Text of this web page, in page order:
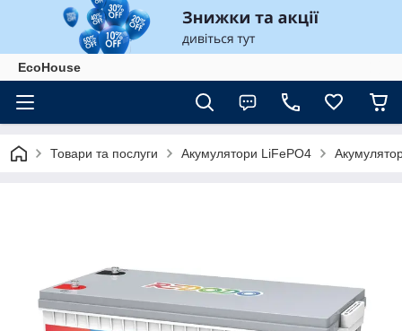
EcoHouse
Товари та послуги Акумулятори LiFePO4